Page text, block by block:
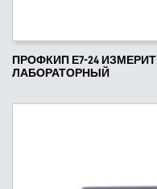
ПРОФКИП Е7-24
ЛАБОРАТОРНЫЙ